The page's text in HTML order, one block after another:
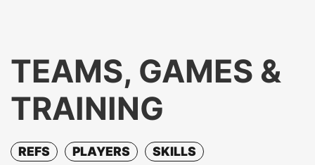
TEAMS, GAMES &
TRAINING
REFS PLAYERS
SKILLS